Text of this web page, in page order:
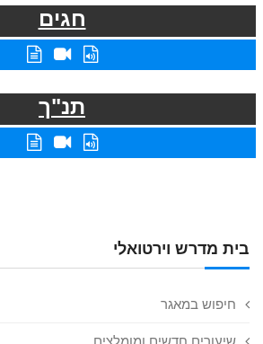
בית מדרש וירטואלי
חיפוש במאגר
שיעורים חדשים ומומלצים
חגים
תנ"ך